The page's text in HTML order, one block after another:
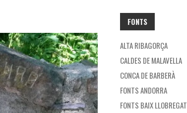
FONTS
ALTA RIBAGORÇA
CALDES DE MALAVELLA
CONCA DE BARBERÀ
FONTS ANDORRA
FONTS BAIX LLOBREGAT